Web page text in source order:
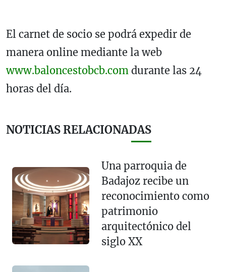
El carnet de socio se podrá expedir de
manera online mediante la web
www.baloncestobcb.com durante las 24
horas del día.
NOTICIAS RELACIONADAS
Una parroquia de
Badajoz recibe un
reconocimiento como
patrimonio
arquitectónico del
siglo XX